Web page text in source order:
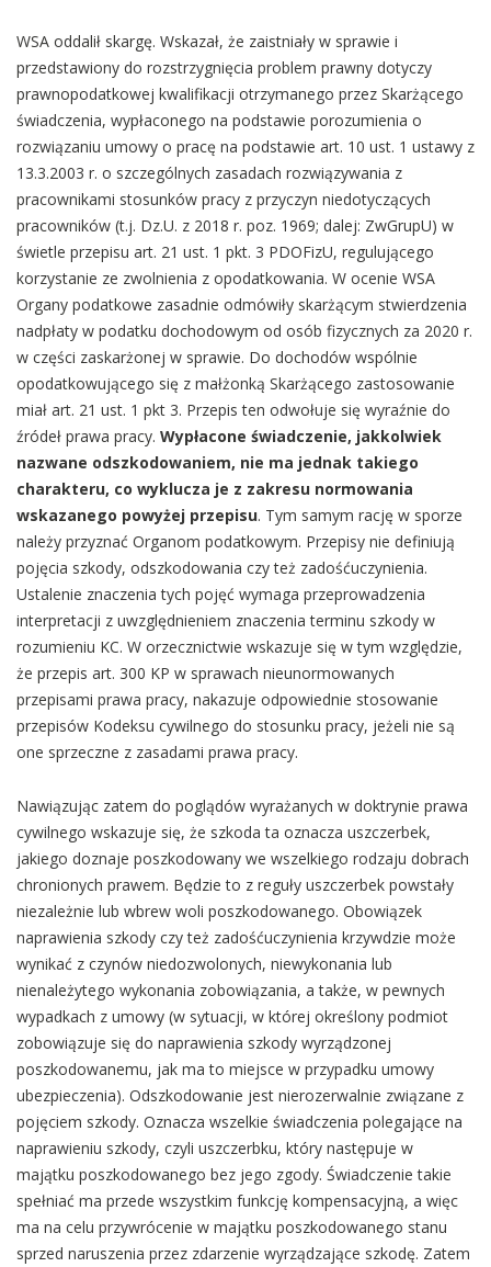
WSA oddalił skargę. Wskazał, że zaistniały w sprawie i
przedstawiony do rozstrzygnięcia problem prawny dotyczy
prawnopodatkowej kwalifikacji otrzymanego przez Skarżącego
świadczenia, wypłaconego na podstawie porozumienia o
rozwiązaniu umowy o pracę na podstawie art. 10 ust. 1 ustawy z
13.3.2003 r. o szczególnych zasadach rozwiązywania z
pracownikami stosunków pracy z przyczyn niedotyczących
pracowników (t.j. Dz.U. z 2018 r. poz. 1969; dalej: ZwGrupU) w
świetle przepisu art. 21 ust. 1 pkt. 3 PDOFizU, regulującego
korzystanie ze zwolnienia z opodatkowania. W ocenie WSA
Organy podatkowe zasadnie odmówiły skarżącym stwierdzenia
nadpłaty w podatku dochodowym od osób fizycznych za 2020 r.
w części zaskarżonej w sprawie. Do dochodów wspólnie
opodatkowującego się z małżonką Skarżącego zastosowanie
miał art. 21 ust. 1 pkt 3. Przepis ten odwołuje się wyraźnie do
źródeł prawa pracy. Wypłacone świadczenie, jakkolwiek
nazwane odszkodowaniem, nie ma jednak takiego
charakteru, co wyklucza je z zakresu normowania
wskazanego powyżej przepisu. Tym samym rację w sporze
należy przyznać Organom podatkowym. Przepisy nie definiują
pojęcia szkody, odszkodowania czy też zadośćuczynienia.
Ustalenie znaczenia tych pojęć wymaga przeprowadzenia
interpretacji z uwzględnieniem znaczenia terminu szkody w
rozumieniu KC. W orzecznictwie wskazuje się w tym względzie,
że przepis art. 300 KP w sprawach nieunormowanych
przepisami prawa pracy, nakazuje odpowiednie stosowanie
przepisów Kodeksu cywilnego do stosunku pracy, jeżeli nie są
one sprzeczne z zasadami prawa pracy.
Nawiązując zatem do poglądów wyrażanych w doktrynie prawa
cywilnego wskazuje się, że szkoda ta oznacza uszczerbek,
jakiego doznaje poszkodowany we wszelkiego rodzaju dobrach
chronionych prawem. Będzie to z reguły uszczerbek powstały
niezależnie lub wbrew woli poszkodowanego. Obowiązek
naprawienia szkody czy też zadośćuczynienia krzywdzie może
wynikać z czynów niedozwolonych, niewykonania lub
nienależytego wykonania zobowiązania, a także, w pewnych
wypadkach z umowy (w sytuacji, w której określony podmiot
zobowiązuje się do naprawienia szkody wyrządzonej
poszkodowanemu, jak ma to miejsce w przypadku umowy
ubezpieczenia). Odszkodowanie jest nierozerwalnie związane z
pojęciem szkody. Oznacza wszelkie świadczenia polegające na
naprawieniu szkody, czyli uszczerbku, który następuje w
majątku poszkodowanego bez jego zgody. Świadczenie takie
spełniać ma przede wszystkim funkcję kompensacyjną, a więc
ma na celu przywrócenie w majątku poszkodowanego stanu
sprzed naruszenia przez zdarzenie wyrządzające szkodę. Zatem